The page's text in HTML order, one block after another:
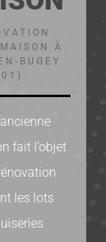
À
BUGEY
fait l’objet
les lots